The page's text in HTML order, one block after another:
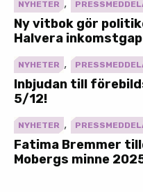
NYHETER
Ny vitbok gör
Halvera
NYHETER ,
Inbjudan till
5/12!
NYHETER ,
Fatima Bremmer
Mobergs minne